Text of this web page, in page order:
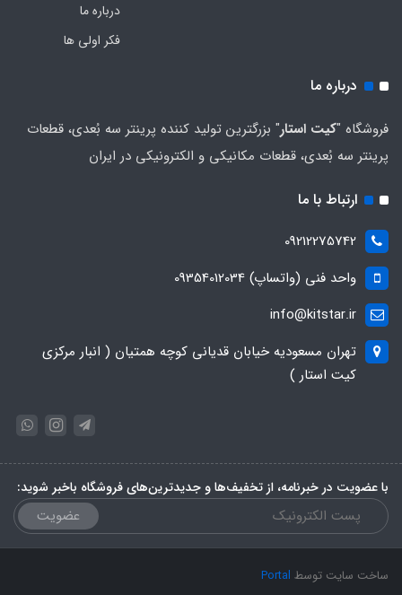
درباره ما
فکر اولی ها
درباره ما
فروشگاه "کیت استار" بزرگترین تولید کننده پرینتر سه بُعدی، قطعات
پرینتر سه بُعدی، قطعات مکانیکی و الکترونیکی در ایران
ارتباط با ما
09212275742
واحد فنی (واتساپ) 09354012034
info@kitstar.ir
تهران مسعودیه خیابان قدیانی کوچه همتیان ( انبار مرکزی
کیت استار )
با عضویت در خبرنامه، از تخفیف‌ها و جدیدترین‌های فروشگاه باخبر شوید:
عضویت
ساخت سایت توسط Portal